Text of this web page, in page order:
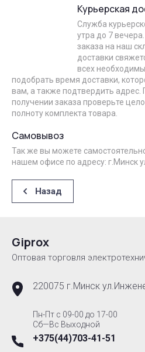
Курьерская
Служба
утра до 7
заказа на наш
доставки
всех
подобрать время доставки,
вам, а также подтвердить адрес.
получении заказа проверьте
полноту комплекта товара.
Самовывоз
Так же вы можете
нашем офисе по адресу: г.Минск
Назад
Giprox
Оптовая торговля
220075 г.Минск
Пн-Пт с 09-00 до 17-00
Сб—Вс Выходной
+375(44)703-41-51